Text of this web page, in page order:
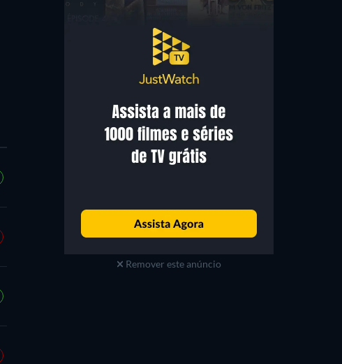
Remover este anúncio